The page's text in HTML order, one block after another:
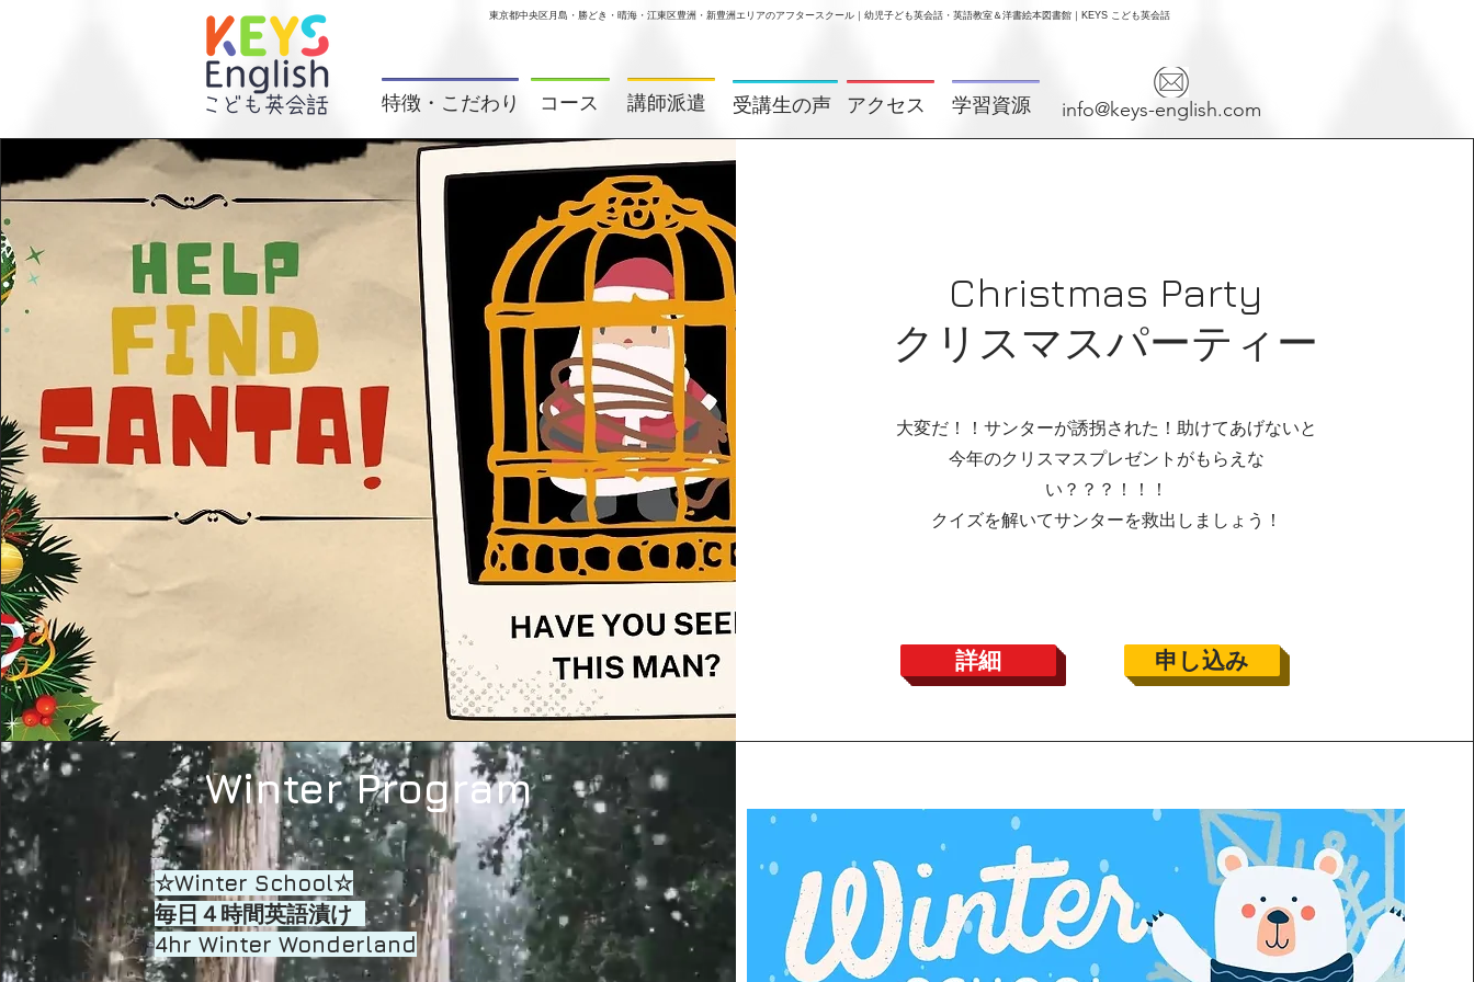
東京都中央区月島・勝どき・晴海・江東区豊洲・新豊洲エリアのアフタースクール｜幼児子ども英会話・英語教室＆洋書絵本図書館｜KEYS こども英会話
特徴・こだわり コース 講師派遣 受講生の声 アクセス 学習資源 info@keys-english.com
Christmas Party​
クリスマスパーティー
大変だ！！サンターが誘拐された！助けてあげないと
今年のクリスマスプレゼントがもらえな
い？？？！！！
クイズを解いてサンターを救出しましょう！
詳細 申し込み
Winter Program
☆Winter School☆
毎日４時間英語漬け
4hr Winter Wonderland